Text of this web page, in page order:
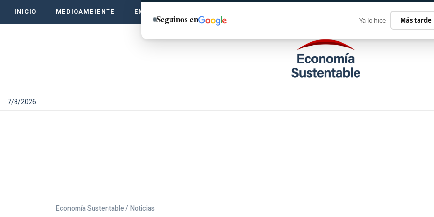
INICIO MEDIOAMBIENTE EMPRENDE VERDE
7/8/2026
Economía Sustentable / Noticias
Seguinos en Ya lo hice Más tarde